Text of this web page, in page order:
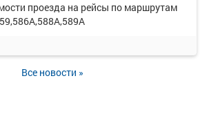
проезда на рейсы по маршрутам
Все новости »